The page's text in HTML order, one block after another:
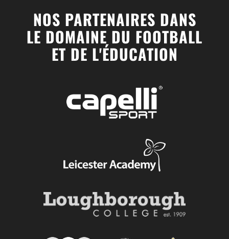
NOS PARTENAIRES DANS
LE DOMAINE DU FOOTBALL
ET DE L'ÉDUCATION